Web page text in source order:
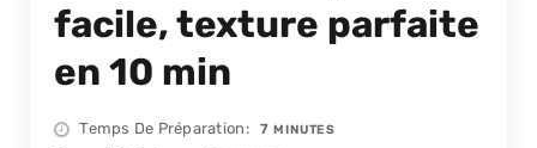
facile, texture parfaite
en 10 min
Temps De Préparation 7MINUTES
MINUTES